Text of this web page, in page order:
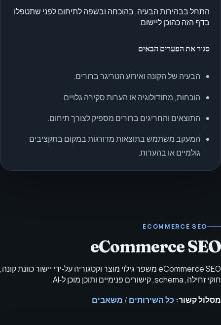
התחל בבהירות הבעיה, בהוכחה ובשפה לתיחום לפני שתטפלו
בדף הזה כהוכן ליישום.
סגור את הפערים הבאים
הבעיה של הקונה ואירוע הטריגר ברורים.
הוכחות, מתודולוגיה או הערות סקירה גלויים.
התוצאים והחריגים ברורים מספיק לצורך תיחום.
המעקב משתמש בתוצאות מדורגות במקום בתקציבים
גולמיים או בהערות.
ECOMMERCE SEO
eCommerce SEO
eCommerce SEO משפר גילוי מוצר וקטגוריה על‑ידי יישור כוונת קונה,
חוקי זחילה, schema, קישורים פנימיים ותוכן מוכן ל‑AI.
מסלול קשור: כל השירותים / משאבים